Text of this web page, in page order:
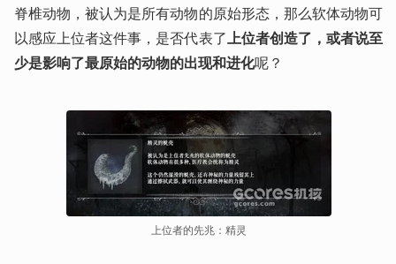
脊椎动物，被认为是所有动物的原始形态，那么软体动物可
以感应上位者这件事，是否代表了上位者创造了，或者说至
少是影响了最原始的动物的出现和进化呢？
上位者的先兆：精灵